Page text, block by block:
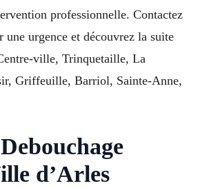
professionnelle. Contactez
une urgence et découvrez la suite
ville, Trinquetaille, La
Griffeuille, Barriol, Sainte-Anne,
d’Arles